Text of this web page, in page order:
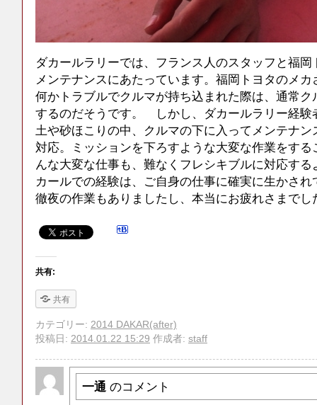
ダカールラリーでは、フランス人のスタッフと福
メンテナンスにあたっています。福岡トヨタのメ
何かトラブルでクルマが持ち込まれた際は、通常
するのだそうです。 しかし、ダカールラリー経験
土や砂ほこりの中、クルマの下に入ってメンテナ
対応。ミッションを下ろすような大変な作業をす
んな大変な仕事も、難なくフレシキブルに対応す
カールでの経験は、ご自身の仕事に確実に生かさ
徹夜の作業もありましたし、本当にお疲れさまでし
共有:
共有
カテゴリー: 2014 DAKAR(after)
投稿日: 2014.01.22 15:29 作成者: staff
一通 のコメント